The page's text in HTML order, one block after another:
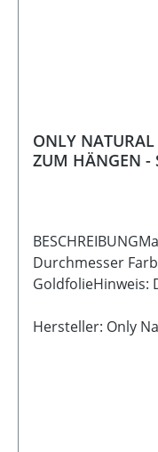
ONLY NATURAL
ZUM HÄNGEN -
Durchmesser
GoldfolieHinweis:
Handgriffen
Hersteller: Only